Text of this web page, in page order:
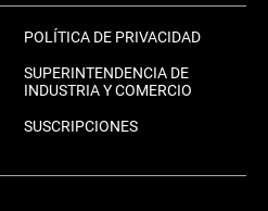
POLÍTICA DE PRIVACIDAD
SUPERINTENDENCIA DE
INDUSTRIA Y COMERCIO
SUSCRIPCIONES